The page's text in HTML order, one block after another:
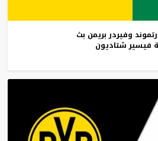
وفيردر بريمن بث
فيسير شتاديون